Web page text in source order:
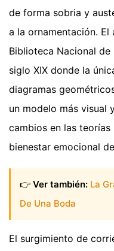
de forma sobria y
a la ornamentación.
Biblioteca Nacional de
siglo XIX donde la
diagramas
un modelo más visual
cambios en las
bienestar emocional
👉 Ver también: La
De Una Boda
El surgimiento de